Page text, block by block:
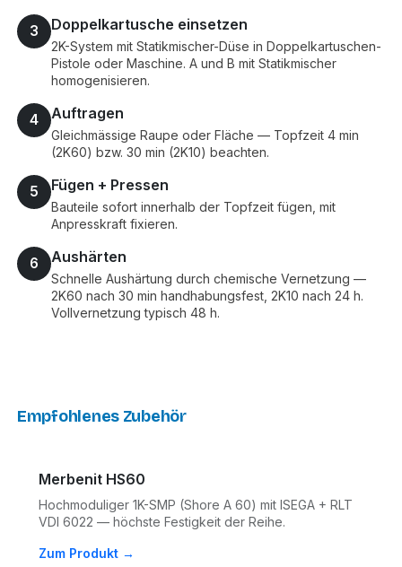
3 Doppelkartusche einsetzen
2K-System mit Statikmischer-Düse in Doppelkartuschen-
Pistole oder Maschine. A und B mit Statikmischer
homogenisieren.
4 Auftragen
Gleichmässige Raupe oder Fläche — Topfzeit 4 min
(2K60) bzw. 30 min (2K10) beachten.
5 Fügen + Pressen
Bauteile sofort innerhalb der Topfzeit fügen, mit
Anpresskraft fixieren.
6 Aushärten
Schnelle Aushärtung durch chemische Vernetzung —
2K60 nach 30 min handhabungsfest, 2K10 nach 24 h.
Vollvernetzung typisch 48 h.
Empfohlenes Zubehör
Merbenit HS60
Hochmoduliger 1K-SMP (Shore A 60) mit ISEGA + RLT
VDI 6022 — höchste Festigkeit der Reihe.
Zum Produkt →